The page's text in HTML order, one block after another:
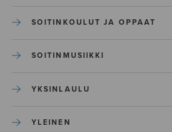
SOITINKOULUT JA OPPAAT
SOITINMUSIIKKI
YKSINLAULU
YLEINEN